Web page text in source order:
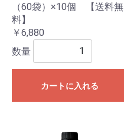
（60袋）×10個 【送料無
料】
￥6,880
数量
カートに入れる